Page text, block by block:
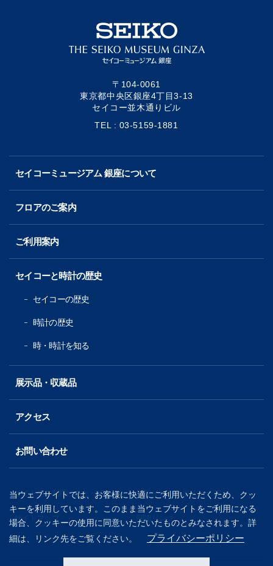
〒104-0061
東京都中央区銀座4丁目3-13
セイコー並木通りビル
TEL : 03-5159-1881
セイコーミュージアム 銀座について
フロアのご案内
ご利用案内
セイコーと時計の歴史
セイコーの歴史
時計の歴史
時・時計を知る
展示品・収蔵品
アクセス
お問い合わせ
サイトのご利用にあたって プライバシーポリシー （別窓で開
サイトマップ 関連リンク
当ウェブサイトでは、お客様に快適にご利用いただくため、クッ
キーを利用しています。このまま当ウェブサイトをご利用になる
場合、クッキーの使用に同意いただいたものとみなされます。詳
細は、リンク先をご覧ください。
プライバシーポリシー